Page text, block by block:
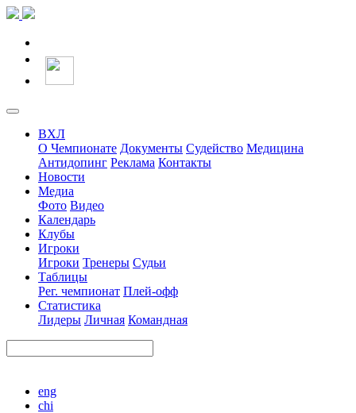
ВХЛ
О Чемпионате Документы Судейство Медицина
Антидопинг Реклама Контакты
Новости
Медиа
Фото Видео
Календарь
Клубы
Игроки
Игроки Тренеры Судьи
Таблицы
Рег. чемпионат Плей-офф
Статистика
Лидеры Личная Командная
eng
chi